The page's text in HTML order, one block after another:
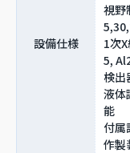
設備仕様
視野
1次
5,
検出
液体
能
付属
作製